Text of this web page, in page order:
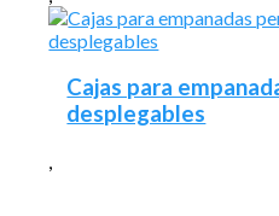
Cajas para
desplegables
,